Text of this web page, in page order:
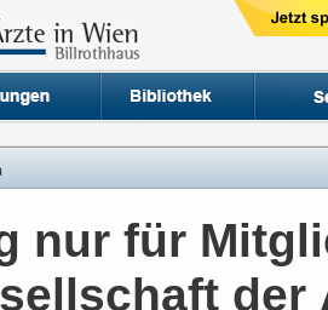
nur für
der